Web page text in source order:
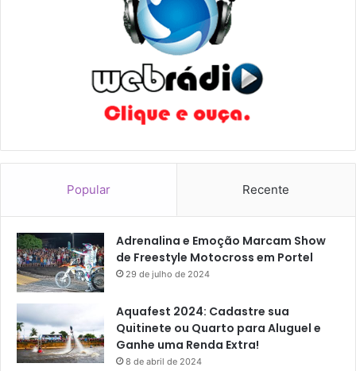
Popular Recente
Adrenalina e Emoção Marcam Show
de Freestyle Motocross em Portel
29 de julho de 2024
Aquafest 2024: Cadastre sua
Quitinete ou Quarto para Aluguel e
Ganhe uma Renda Extra!
8 de abril de 2024